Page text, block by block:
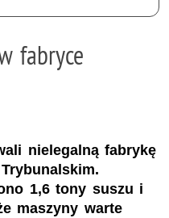
fabryce
nielegalną fabrykę
1,6 tony suszu i
maszyny warte